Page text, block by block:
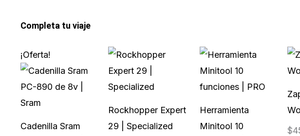
Completa tu viaje
¡Oferta!
Cadenilla Sram
precio
original
precio
Rockhopper Expert
29 | Specialized
Este
producto
tiene
Herramienta
Minitool 10
$